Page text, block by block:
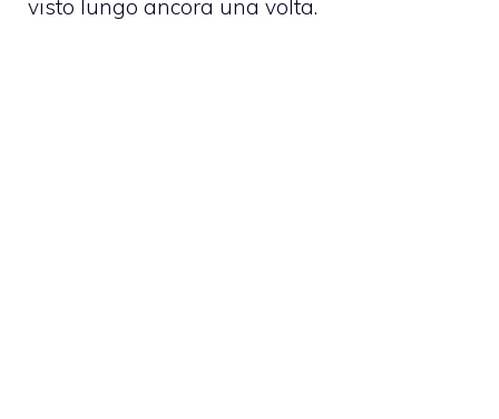
visto lungo ancora una volta.